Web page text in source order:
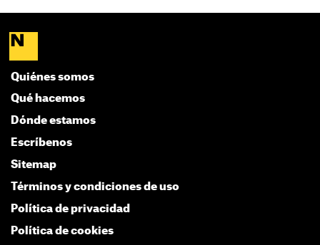
Quiénes somos
Qué hacemos
Dónde estamos
Escríbenos
Sitemap
Términos y condiciones de uso
Política de privacidad
Política de cookies